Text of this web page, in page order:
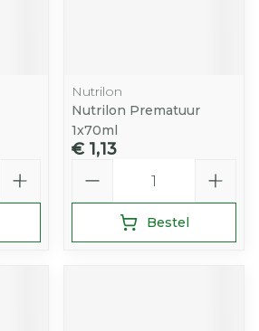
Nutrilon
Nutrilon Prematuur
1x70ml
€ 1,13
Bestel